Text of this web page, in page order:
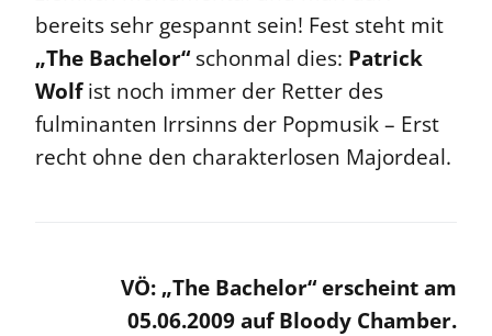
bereits sehr gespannt sein! Fest steht mit
„The Bachelor“schonmal dies: Patrick
Wolfist noch immer der Retter des
fulminanten Irrsinns der Popmusik – Erst
recht ohne den charakterlosen Majordeal.
VÖ: „The Bachelor“ erscheint am
05.06.2009 auf Bloody Chamber.